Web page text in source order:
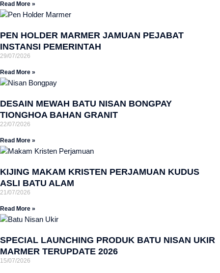
Read More »
PEN HOLDER MARMER JAMUAN PEJABAT
INSTANSI PEMERINTAH
29/07/2026
Read More »
DESAIN MEWAH BATU NISAN BONGPAY
TIONGHOA BAHAN GRANIT
22/07/2026
Read More »
KIJING MAKAM KRISTEN PERJAMUAN KUDUS
ASLI BATU ALAM
21/07/2026
Read More »
SPECIAL LAUNCHING PRODUK BATU NISAN UKIR
MARMER TERUPDATE 2026
15/07/2026